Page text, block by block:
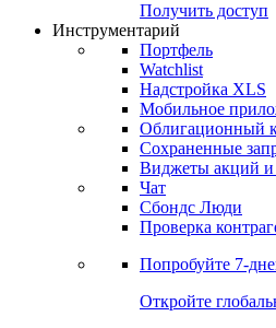
Получить доступ
Инструментарий
Портфель
Watchlist
Надстройка XLS
Мобильное
Облигационный
Сохраненные
Виджеты акций и
Чат
Сбондс Люди
Проверка
Попробуйте 7-
Откройте